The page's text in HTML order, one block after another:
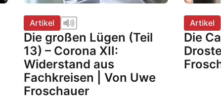
Artikel
Die großen Lügen (Teil
13) – Corona XII:
Widerstand aus
Fachkreisen | Von Uwe
Froschauer
Artikel
Die